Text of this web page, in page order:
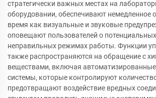
стратегически важных местах на
оборудовании, обеспечивают немедленное
время как визуальные и звуковые
оповещают пользователей о
неправильных режимах работы. Функции
также распространяются на обращение с
веществами, включая
системы, которые контролируют
предотвращают воздействие вредных